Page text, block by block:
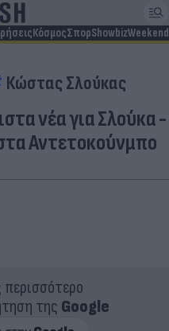
ΚόσμοςΣπορShowbizWeekend
Κώστας Σλούκας
νέα για Σλούκα -
Αντετοκούνμπο
περισσότερο
της Google